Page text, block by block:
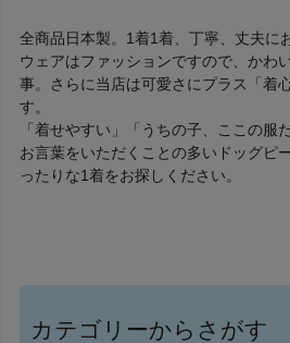
全商品日本製。1着1着、丁寧、丈夫に
ウェアはファッションですので、かわ
事。さらに当店は可愛さにプラス「着
す。
「着せやすい」「うちの子、ここの服
お言葉をいただくことの多いドッグピ
ったりな1着をお探しください。
カテゴリーからさがす